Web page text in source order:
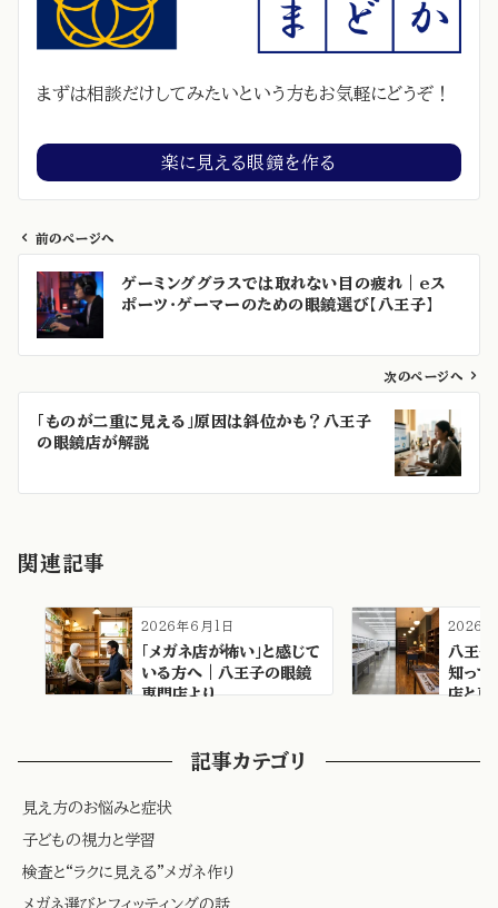
まずは相談だけしてみたいという方もお気軽にどうぞ！
楽に見える眼鏡を作る
前のページへ
ゲーミンググラスでは取れない目の疲れ｜eス
ポーツ・ゲーマーのための眼鏡選び【八王子】
次のページへ
「ものが二重に見える」原因は斜位かも？八王子
の眼鏡店が解説
関連記事
2026年6月1日
「メガネ店が怖い」と感じて
いる方へ｜八王子の眼鏡
専門店より
2026
八王子
知って
店と専
記事カテゴリ
見え方のお悩みと症状
子どもの視力と学習
検査と“ラクに見える”メガネ作り
メガネ選びとフィッティングの話